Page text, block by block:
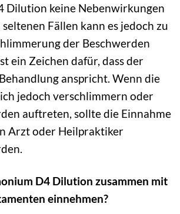
Dilution keine Nebenwirkungen
Fällen kann es jedoch zu
der Beschwerden
ein Zeichen dafür, dass der
anspricht. Wenn die
jedoch verschlimmern oder
auftreten, sollte die Einnahme
Arzt oder Heilpraktiker
D4 Dilution zusammen mit
einnehmen?